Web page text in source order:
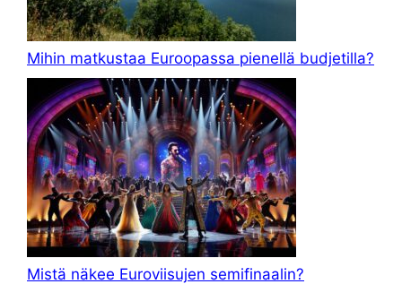
Mihin matkustaa Euroopassa pienellä budjetilla?
Mistä näkee Euroviisujen semifinaalin?